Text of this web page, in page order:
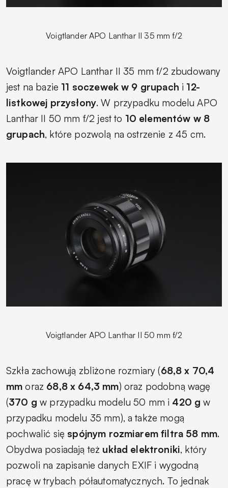
Voigtlander APO Lanthar II 35 mm f/2
Voigtlander APO Lanthar II 35 mm f/2 zbudowany
jest na bazie 11 soczewek w 9 grupach i 12-
listkowej przysłony. W przypadku modelu APO
Lanthar II 50 mm f/2 jest to 10 elementów w 8
grupach, które pozwolą na ostrzenie z 45 cm.
Voigtlander APO Lanthar II 50 mm f/2
Szkła zachowują zbliżone rozmiary (68,8 x 70,4
mm oraz 68,8 x 64,3 mm) oraz podobną wagę
(370 g w przypadku modelu 50 mm i 420 g w
przypadku modelu 35 mm), a także mogą
pochwalić się spójnym rozmiarem filtra 58 mm.
Obydwa posiadają też układ elektroniki, który
pozwoli na zapisanie danych EXIF i wygodną
pracę w trybach półautomatycznych. To jednak